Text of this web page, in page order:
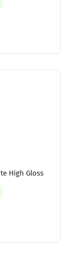
High Gloss